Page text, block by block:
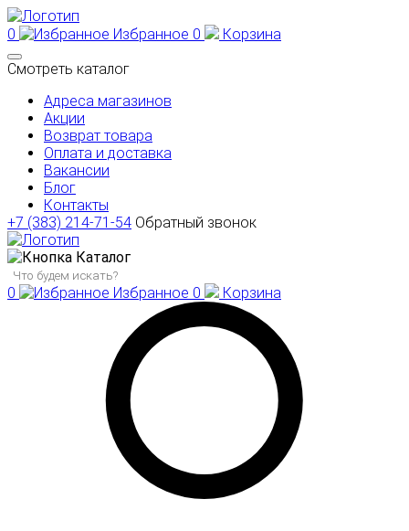
0 Избранное 0
Корзина
Смотреть каталог
Адреса магазинов
Акции
Возврат товара
Оплата и доставка
Вакансии
Блог
Контакты
+7 (383) 214-71-54 Обратный звонок
Каталог
0 Избранное 0 Корзина